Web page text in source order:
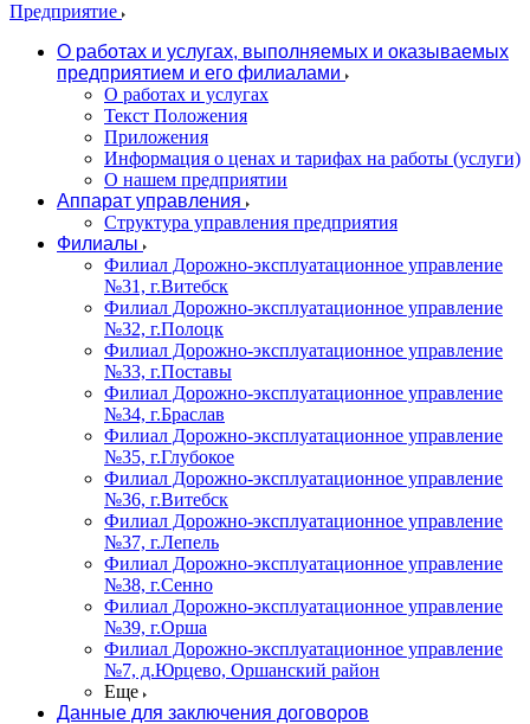
Предприятие
О работах и услугах, выполняемых и оказываемых
предприятием и его филиалами
О работах и услугах
Текст Положения
Приложения
Информация о ценах и тарифах на работы (услуги)
О нашем предприятии
Аппарат управления
Структура управления предприятия
Филиалы
Филиал Дорожно-эксплуатационное управление
№31, г.Витебск
Филиал Дорожно-эксплуатационное управление
№32, г.Полоцк
Филиал Дорожно-эксплуатационное управление
№33, г.Поставы
Филиал Дорожно-эксплуатационное управление
№34, г.Браслав
Филиал Дорожно-эксплуатационное управление
№35, г.Глубокое
Филиал Дорожно-эксплуатационное управление
№36, г.Витебск
Филиал Дорожно-эксплуатационное управление
№37, г.Лепель
Филиал Дорожно-эксплуатационное управление
№38, г.Сенно
Филиал Дорожно-эксплуатационное управление
№39, г.Орша
Филиал Дорожно-эксплуатационное управление
№7, д.Юрцево, Оршанский район
Еще
Данные для заключения договоров